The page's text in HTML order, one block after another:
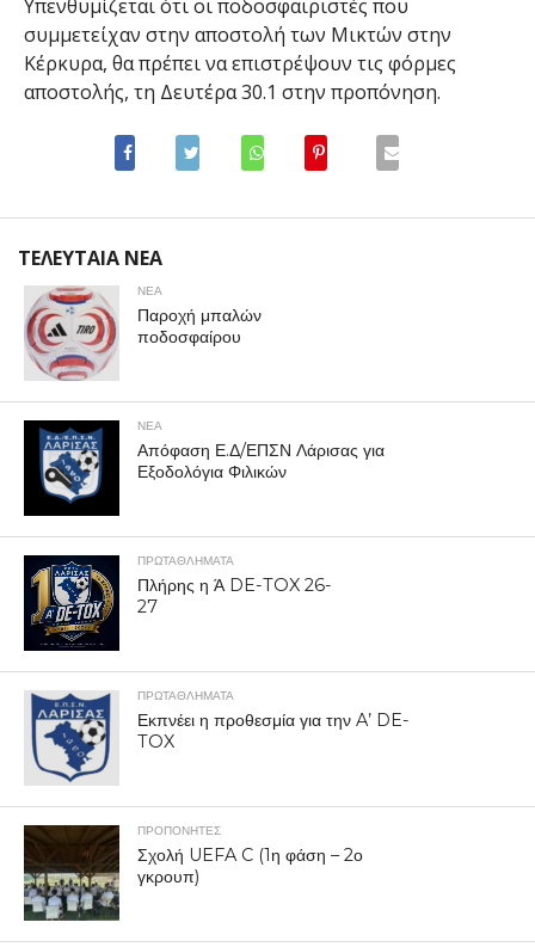
Υπενθυμίζεται ότι οι ποδοσφαιριστές που
συμμετείχαν στην αποστολή των Μικτών στην
Κέρκυρα, θα πρέπει να επιστρέψουν τις φόρμες
αποστολής, τη Δευτέρα 30.1 στην προπόνηση.
ΤΕΛΕΥΤΑΙΑ ΝΕΑ
ΝΕΑ
Παροχή μπαλών
ποδοσφαίρου
ΝΕΑ
Απόφαση Ε.Δ/ΕΠΣΝ Λάρισας για
Εξοδολόγια Φιλικών
ΠΡΩΤΑΘΛΉΜΑΤΑ
Πλήρης η Ά DE-TOX 26-
27
ΠΡΩΤΑΘΛΉΜΑΤΑ
Εκπνέει η προθεσμία για την A’ DE-
TOX
ΠΡΟΠΟΝΗΤΈΣ
Σχολή UEFA C (1η φάση – 2ο
γκρουπ)